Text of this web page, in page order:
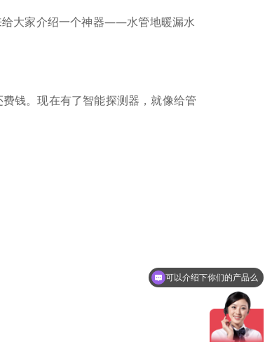
可以介绍下你们的产品么
你们是怎么收费的呢
给大家介绍一个神器——水管地暖漏水
钱。现在有了智能探测器，就像给管